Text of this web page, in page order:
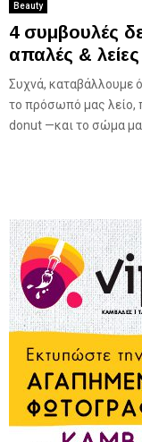
Beauty
4 συμβουλές
απαλές &
Συχνά, καταβάλλουμε
το πρόσωπό μας λείο,
donut —και το σώμα